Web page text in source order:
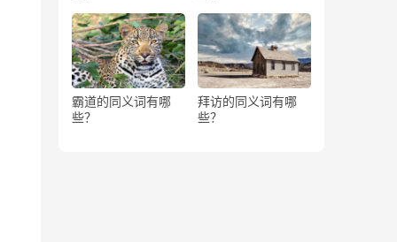
霸道的同义词有哪
些？
拜访的同义词有哪
些？